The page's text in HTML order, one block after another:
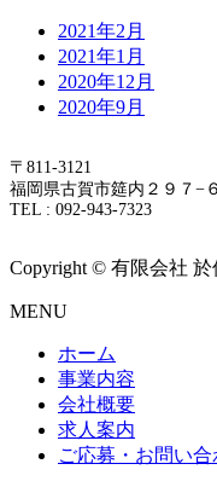
2021年2月
2021年1月
2020年12月
2020年9月
〒811-3121
福岡県古賀市筵内２９７−６
TEL : 092-943-7323
Copyright © 有限会社 於
MENU
ホーム
事業内容
会社概要
求人案内
ご応募・お問い合